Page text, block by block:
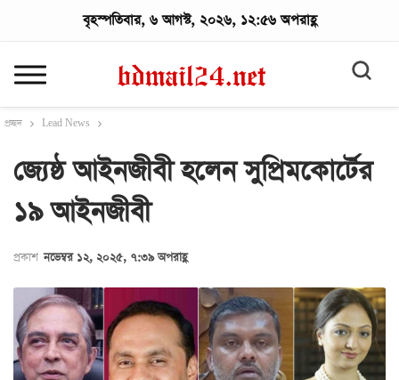
বৃহস্পতিবার, ৬ আগস্ট, ২০২৬, ১২:৫৬ অপরাহ্ণ
প্রচ্ছদ Lead News
জ্যেষ্ঠ আইনজীবী হলেন সুপ্রিমকোর্টের
১৯ আইনজীবী
প্রকাশ নভেম্বর ১২, ২০২৫, ৭:৩৯ অপরাহ্ণ